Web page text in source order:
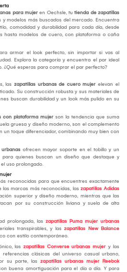
para mujer en Oechsle, tu tienda de zapatillas
y modelos más buscados del mercado. Encuentra
comodidad y durabilidad para cada día, desde
hasta modelos de cuero, con plataforma o caña
armar el look perfecto, sin importar si vas al
Explora la categoría y encuentra el par ideal
¿Qué esperas para comprar el par perfecto?
las zapatillas urbanas de cuero mujer elevan el
Su construcción robusta y sus materiales de
buscan durabilidad y un look más pulido en su
con plataforma mujer son la tendencia que suma
gruesa y diseño moderno, son el complemento
un toque diferenciador, combinando muy bien con
ofrecen mayor soporte en el tobillo y un
quienes buscan un diseño que destaque y
uso prolongado.
reconocidas para que encuentres exactamente
las marcas más reconocidas, las zapatillas Adidas
superior y diseño moderno, mientras que las
por su construcción liviana y suela de alta
prolongada, las zapatillas Puma mujer urbanas
transpirables, y las zapatillas New Balance
con estilo contemporáneo.
las zapatillas Converse urbanas mujer y las
referencias clásicas del universo casual urbano,
su parte, las zapatillas urbanas mujer Reebok
buena amortiguación para el día a día. Y para